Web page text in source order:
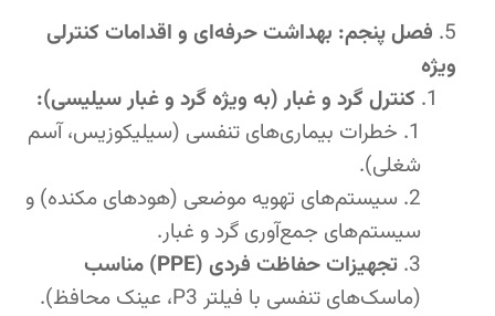
فصل پنجم: بهداشت حرفه‌ای و اقدامات کنترلی
ویژه
کنترل گرد و غبار (به ویژه گرد و غبار سیلیسی):
خطرات بیماری‌های تنفسی (سیلیکوزیس، آسم
شغلی).
سیستم‌های تهویه موضعی (هودهای مکنده) و
سیستم‌های جمع‌آوری گرد و غبار.
تجهیزات حفاظت فردی (PPE) مناسب
(ماسک‌های تنفسی با فیلتر P3، عینک محافظ).